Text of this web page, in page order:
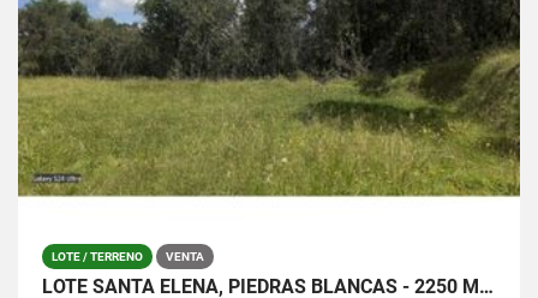
LOTE / TERRENO VENTA
LOTE SANTA ELENA, PIEDRAS BLANCAS - 2250 MTS / $380.000.0000